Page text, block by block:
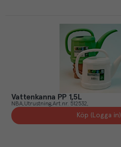
Vattenkanna PP 1,5L
NBA Utrustning Art.nr. 512532
Köp (Logga in)